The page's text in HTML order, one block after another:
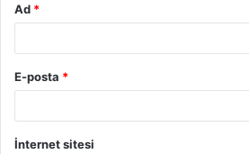
Ad *
E-posta *
İnternet sitesi